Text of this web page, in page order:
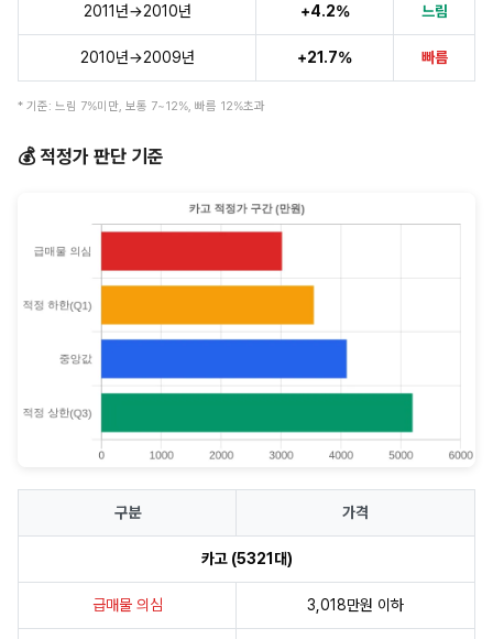
2011년→2010년 +4.2% 느림
2010년→2009년 +21.7% 빠름
* 기준: 느림 7%미만, 보통 7~12%, 빠름 12%초과
💰 적정가 판단 기준
구분 가격
카고 (5321대)
급매물 의심 3,018만원 이하